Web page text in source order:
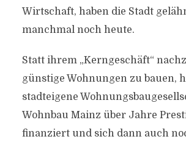
Wirtschaft, haben die Stadt
manchmal noch heute.
Statt ihrem „Kerngeschäft“
günstige Wohnungen zu bauen,
stadteigene
Wohnbau Mainz über Jahre
finanziert und sich dann auch